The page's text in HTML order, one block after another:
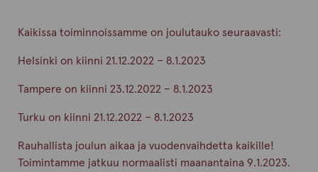
Kaikissa toiminnoissamme on joulutauko seuraavasti:
Helsinki on kiinni 21.12.2022 – 8.1.2023
Tampere on kiinni 23.12.2022 – 8.1.2023
Turku on kiinni 21.12.2022 – 8.1.2023
Rauhallista joulun aikaa ja vuodenvaihdetta kaikille!
Toimintamme jatkuu normaalisti maanantaina 9.1.2023.